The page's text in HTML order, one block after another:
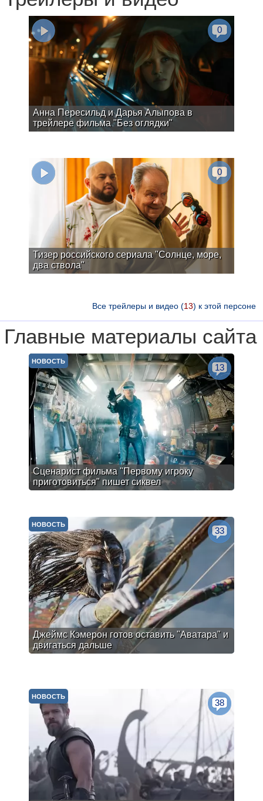
Анна Пересильд и Дарья Алыпова в
трейлере фильма "Без оглядки"
0
Тизер российского сериала "Солнце, море,
два ствола"
0
Все трейлеры и видео (13) к этой персоне
Главные материалы сайта
Сценарист фильма "Первому игроку
приготовиться" пишет сиквел
НОВОСТЬ
13
Джеймс Кэмерон готов оставить "Аватара" и
двигаться дальше
НОВОСТЬ
33
НОВОСТЬ
38